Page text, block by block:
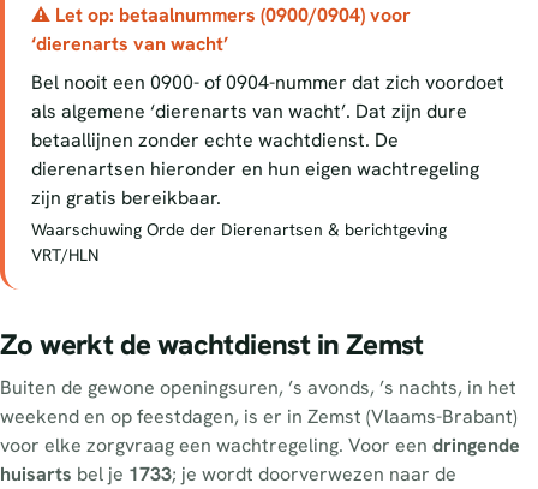
⚠ Let op: betaalnummers (0900/0904) voor
‘dierenarts van wacht’
Bel nooit een 0900- of 0904-nummer dat zich voordoet
als algemene ‘dierenarts van wacht’. Dat zijn dure
betaallijnen zonder echte wachtdienst. De
dierenartsen hieronder en hun eigen wachtregeling
zijn gratis bereikbaar.
Waarschuwing Orde der Dierenartsen & berichtgeving
VRT/HLN
Zo werkt de wachtdienst in Zemst
Buiten de gewone openingsuren, ’s avonds, ’s nachts, in het
weekend en op feestdagen, is er in Zemst (Vlaams-Brabant)
voor elke zorgvraag een wachtregeling. Voor een dringende
huisarts bel je 1733; je wordt doorverwezen naar de